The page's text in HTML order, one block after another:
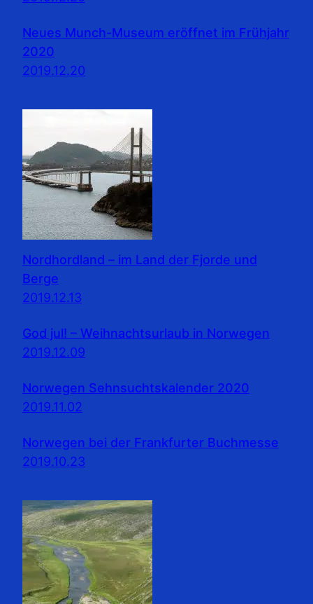
Neues Munch-Museum eröffnet im Frühjahr
2020
2019.12.20
Nordhordland – im Land der Fjorde und
Berge
2019.12.13
God jul! – Weihnachtsurlaub in Norwegen
2019.12.09
Norwegen Sehnsuchtskalender 2020
2019.11.02
Norwegen bei der Frankfurter Buchmesse
2019.10.23